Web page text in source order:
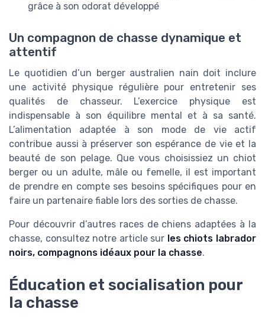
grâce à son odorat développé
Un compagnon de chasse dynamique et
attentif
Le quotidien d’un berger australien nain doit inclure
une activité physique régulière pour entretenir ses
qualités de chasseur. L’exercice physique est
indispensable à son équilibre mental et à sa santé.
L’alimentation adaptée à son mode de vie actif
contribue aussi à préserver son espérance de vie et la
beauté de son pelage. Que vous choisissiez un chiot
berger ou un adulte, mâle ou femelle, il est important
de prendre en compte ses besoins spécifiques pour en
faire un partenaire fiable lors des sorties de chasse.
Pour découvrir d’autres races de chiens adaptées à la
chasse, consultez notre article sur les chiots labrador
noirs, compagnons idéaux pour la chasse.
Éducation et socialisation pour
la chasse